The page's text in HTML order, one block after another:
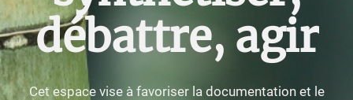
débattre, agir
Cet espace vise à favoriser la documentation et le